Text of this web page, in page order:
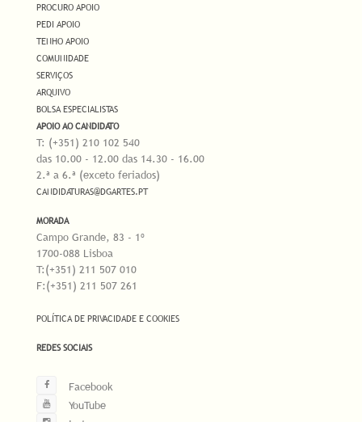
PROCURO APOIO
PEDI APOIO
TENHO APOIO
COMUNIDADE
SERVIÇOS
ARQUIVO
BOLSA ESPECIALISTAS
APOIO AO CANDIDATO
T: (+351) 210 102 540
das 10.00 - 12.00 das 14.30 - 16.00
2.ª a 6.ª (exceto feriados)
CANDIDATURAS@DGARTES.PT
MORADA
Campo Grande, 83 - 1º
1700-088 Lisboa
T:(+351) 211 507 010
F:(+351) 211 507 261
POLÍTICA DE PRIVACIDADE E COOKIES
REDES SOCIAIS
Facebook
YouTube